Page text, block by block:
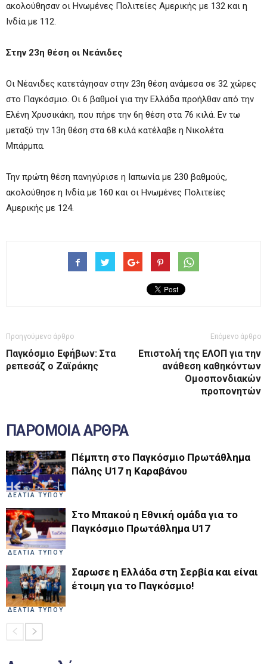
ακολούθησαν οι Ηνωμένες Πολιτείες Αμερικής με 132 και η
Ινδία με 112.
Στην 23η θέση οι Νεάνιδες
Οι Νέανιδες κατετάγησαν στην 23η θέση ανάμεσα σε 32 χώρες
στο Παγκόσμιο. Οι 6 βαθμοί για την Ελλάδα προήλθαν από την
Ελένη Χρυσικάκη, που πήρε την 6η θέση στα 76 κιλά. Εν τω
μεταξύ την 13η θέση στα 68 κιλά κατέλαβε η Νικολέτα
Μπάρμπα.
Την πρώτη θέση πανηγύρισε η Ιαπωνία με 230 βαθμούς,
ακολούθησε η Ινδία με 160 και οι Ηνωμένες Πολιτείες
Αμερικής με 124.
Προηγούμενο άρθρο
Παγκόσμιο Εφήβων: Στα
ρεπεσάζ ο Ζαϊράκης
Επόμενο άρθρο
Επιστολή της ΕΛΟΠ για την
ανάθεση καθηκόντων
Ομοσπονδιακών
προπονητών
ΠΑΡΟΜΟΙΑ ΑΡΘΡΑ
ΔΕΛΤΙΑ ΤΥΠΟΥ
Πέμπτη στο Παγκόσμιο Πρωτάθλημα
Πάλης U17 η Καραβάνου
ΔΕΛΤΙΑ ΤΥΠΟΥ
Στο Μπακού η Εθνική ομάδα για το
Παγκόσμιο Πρωτάθλημα U17
ΔΕΛΤΙΑ ΤΥΠΟΥ
Σαρωσε η Ελλάδα στη Σερβία και είναι
έτοιμη για το Παγκόσμιο!